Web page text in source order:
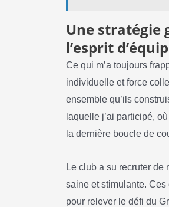
Une stratégie
l’esprit
Ce qui m’a toujours
individuelle et force
ensemble qu’ils
laquelle j’ai participé,
la dernière boucle de
Le club a su recruter
saine et stimulante.
pour relever le défi du